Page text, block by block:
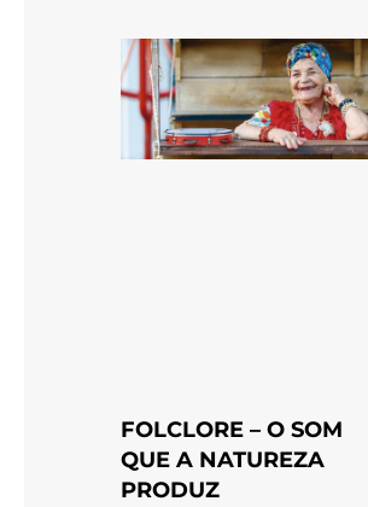
FOLCLORE – O SOM
QUE A NATUREZA
PRODUZ